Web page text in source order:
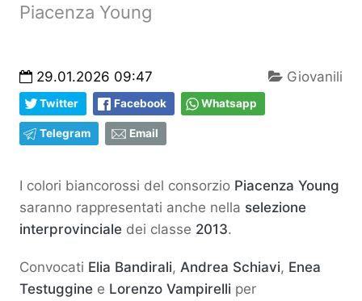
Piacenza Young
29.01.2026 09:47 Giovanili
Twitter Facebook Whatsapp
Telegram Email
I colori biancorossi del consorzio Piacenza Young
saranno rappresentati anche nella selezione
interprovinciale dei classe 2013.
Convocati Elia Bandirali, Andrea Schiavi, Enea
Testuggine e Lorenzo Vampirelli per